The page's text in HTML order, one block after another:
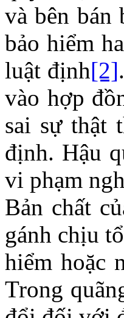
và bên bán
bảo hiểm
luật định[2]
vào hợp
sai sự thật
định. Hậu
vi phạm
Bản chất
gánh chịu
hiểm hoặc
Trong